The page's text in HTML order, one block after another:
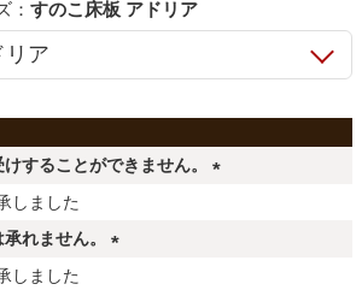
： すのこ床板 アドリア
することができません。
しました
れません。
しました